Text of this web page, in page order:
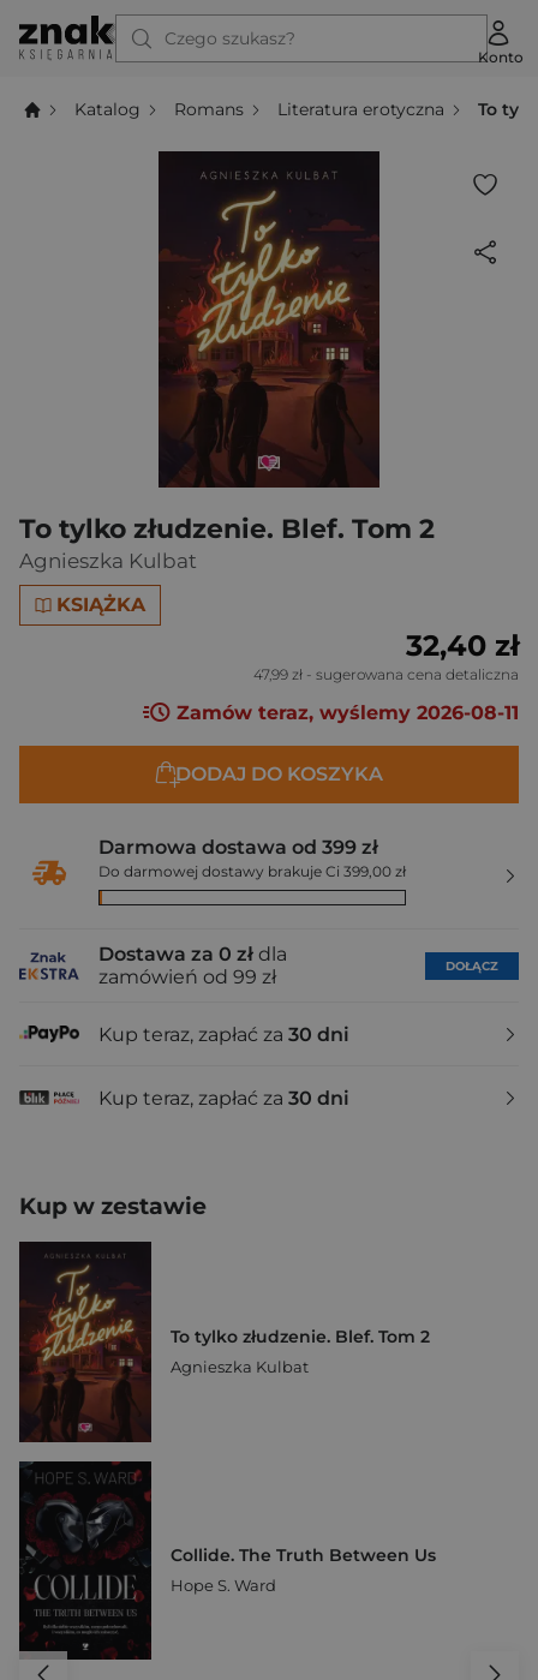
Czego szukasz?
Konto
Katalog Romans Literatura erotyczna To
To tylko złudzenie. Blef. Tom 2
Agnieszka Kulbat
KSIĄŻKA
32,40 zł
47,99 zł - sugerowana cena detaliczna
Zamów teraz, wyślemy 2026-08-11
DODAJ DO KOSZYKA
Darmowa dostawa od 399 zł
Do darmowej dostawy brakuje Ci 399,00 zł
Dostawa za 0 zł dla
zamówień od 99 zł
DOŁĄCZ
Kup teraz, zapłać za 30 dni
Kup teraz, zapłać za 30 dni
Kup w zestawie
To tylko złudzenie. Blef. Tom 2
Agnieszka Kulbat
Collide. The Truth Between Us
Hope S. Ward